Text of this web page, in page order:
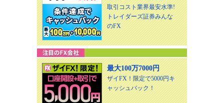
取引コスト業界最安水準!
トレイダーズ証券みんな
のFX
最大100万7000円
ザイFX！限定で5000円キ
ャッシュバック！